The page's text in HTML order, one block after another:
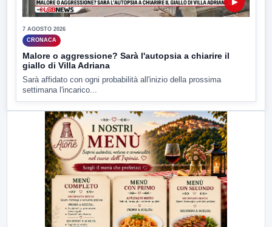
7 AGOSTO 2026
CRONACA
Malore o aggressione? Sarà l'autopsia a chiarire il
giallo di Villa Adriana
Sarà affidato con ogni probabilità all'inizio della prossima
settimana l'incarico...